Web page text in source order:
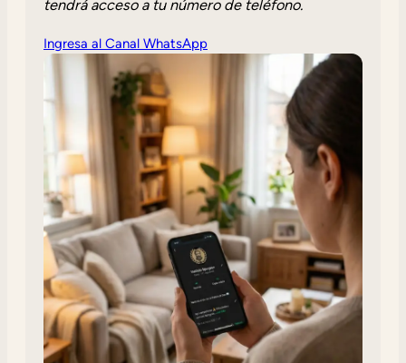
tendrá acceso a tu número de teléfono.
Ingresa al Canal WhatsApp